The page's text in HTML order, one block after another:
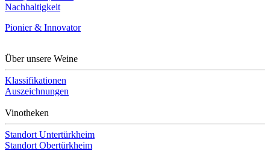
Nachhaltigkeit
Pionier & Innovator
Über unsere Weine
Klassifikationen
Auszeichnungen
Vinotheken
Standort Untertürkheim
Standort Obertürkheim